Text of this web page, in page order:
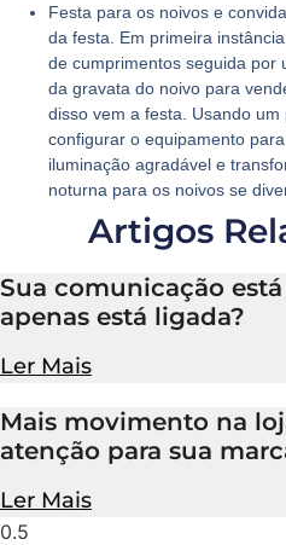
Festa para os noivos e
da festa. Em primeira
de cumprimentos seguida por
da gravata do noivo para
disso vem a festa. Usando
configurar o equipamento
iluminação agradável e
noturna para os noivos se
Artigos
Sua comunicação
apenas está ligada?
Ler Mais
Mais movimento na
atenção para sua
Ler Mais